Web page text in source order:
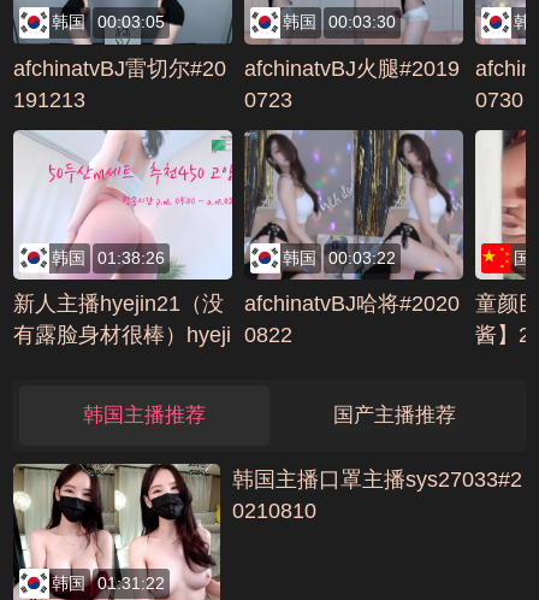
韩国 00:03:05
afchinatvBJ雷切尔#20
191213
韩国 00:03:30
afchinatvBJ火腿#2019
0723
韩
0730
韩国 01:38:26
新人主播hyejin21（没
有露脸身材很棒）hyeji
号B5B4F282
韩国 00:03:22
afchinatvBJ哈将#2020
0822
国
童颜
酱】2
韩国主播推荐 国产主播推荐
韩国 01:31:22
韩国主播口罩主播sys27033#2
0210810